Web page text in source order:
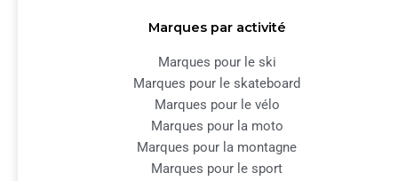
Marques par activité
Marques pour le ski
Marques pour le skateboard
Marques pour le vélo
Marques pour la moto
Marques pour la montagne
Marques pour le sport